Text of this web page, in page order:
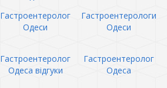
Гастроентеролог
Одеси
Гастроентерологи
Одеси
Гастроентеролог
Одеса відгуки
Гастроентеролог
Одеса